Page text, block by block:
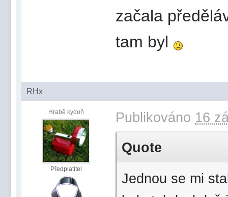
začala
tam byl
RHx
Hrabě kydoň
Předplatitel
Publikováno 16
Quote
Jednou se mi